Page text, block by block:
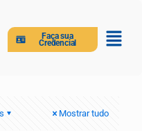
Faça sua
Credencial
Mostrar tudo